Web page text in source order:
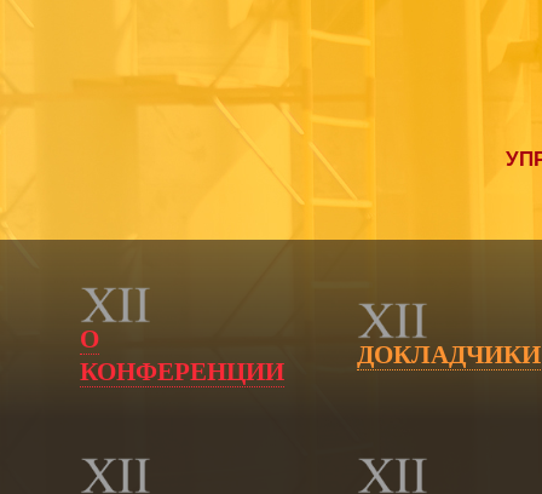
О
КОНФЕРЕНЦИИ
ДОКЛАДЧИКИ